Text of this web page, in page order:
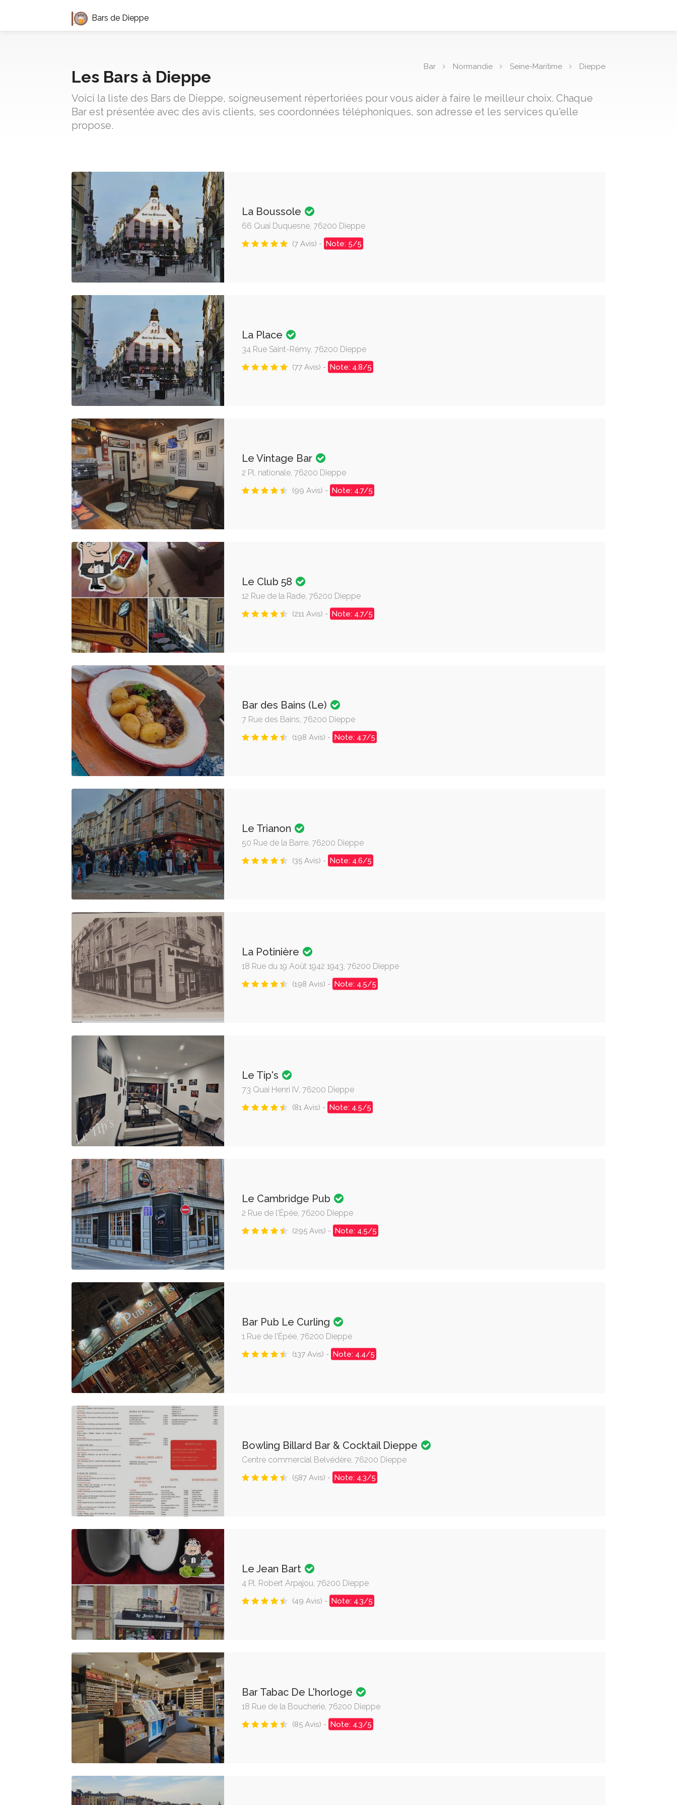
Bars de Dieppe
Bar Normandie Seine-Maritime Dieppe
Les Bars à Dieppe
Voici la liste des Bars de Dieppe, soigneusement répertoriées pour vous aider à faire le meilleur choix. Chaque
Bar est présentée avec des avis clients, ses coordonnées téléphoniques, son adresse et les services qu'elle
propose.
La Boussole
66 Quai Duquesne, 76200 Dieppe
(7 Avis) - Note: 5/5
La Place
34 Rue Saint-Rémy, 76200 Dieppe
(77 Avis) - Note: 4.8/5
Le Vintage Bar
2 Pl. nationale, 76200 Dieppe
(99 Avis) - Note: 4.7/5
Le Club 58
12 Rue de la Rade, 76200 Dieppe
(211 Avis) - Note: 4.7/5
Bar des Bains (Le)
7 Rue des Bains, 76200 Dieppe
(198 Avis) - Note: 4.7/5
Le Trianon
50 Rue de la Barre, 76200 Dieppe
(35 Avis) - Note: 4.6/5
La Potinière
18 Rue du 19 Août 1942 1943, 76200 Dieppe
(198 Avis) - Note: 4.5/5
Le Tip's
73 Quai Henri IV, 76200 Dieppe
(81 Avis) - Note: 4.5/5
Le Cambridge Pub
2 Rue de l'Épée, 76200 Dieppe
(295 Avis) - Note: 4.5/5
Bar Pub Le Curling
1 Rue de l'Épée, 76200 Dieppe
(137 Avis) - Note: 4.4/5
Bowling Billard Bar & Cocktail Dieppe
Centre commercial Belvédère, 76200 Dieppe
(587 Avis) - Note: 4.3/5
Le Jean Bart
4 Pl. Robert Arpajou, 76200 Dieppe
(49 Avis) - Note: 4.3/5
Bar Tabac De L'horloge
18 Rue de la Boucherie, 76200 Dieppe
(85 Avis) - Note: 4.3/5